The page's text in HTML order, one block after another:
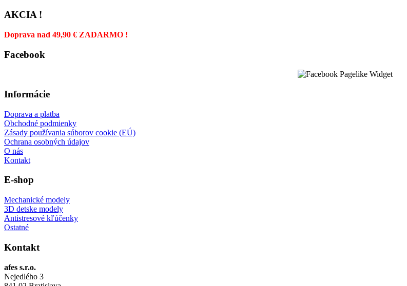
AKCIA !
Doprava nad 49,90 € ZADARMO !
Facebook
Informácie
Doprava a platba
Obchodné podmienky
Zásady používania súborov cookie (EÚ)
Ochrana osobných údajov
O nás
Kontakt
E-shop
Mechanické modely
3D detske modely
Antistresové kľúčenky
Ostatné
Kontakt
afes s.r.o.
Nejedlého 3